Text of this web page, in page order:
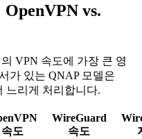
vs.
VPN 속도에 가장 큰 영
가 있는 QNAP 모델은
느리게 처리합니다.
속도
WireGuard
속도